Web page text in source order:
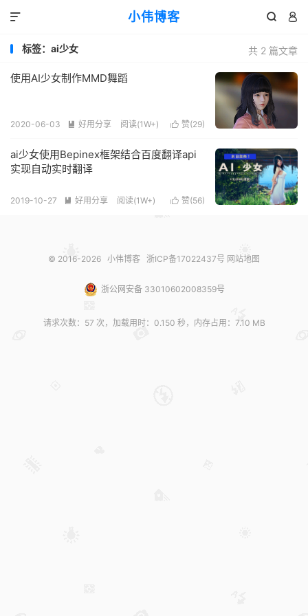
小伟博客  

共 2 篇文章
标签：ai少女
使用AI少女制作MMD舞蹈
 赞(29)
2020-06-03  好用分享 阅读(1W+)
ai少女使用Bepinex框架结合百度翻译api
实现自动实时翻译
 赞(56)
2019-10-27  好用分享 阅读(1W+)
© 2016-2026 小伟博客 浙ICP备17022437号 网站地图
浙公网安备 33010602008359号
请求次数：57 次，加载用时：0.150 秒，内存占用：7.10 MB